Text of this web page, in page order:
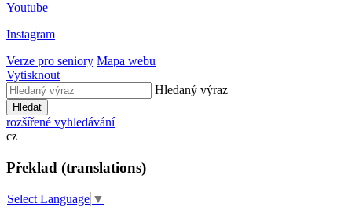
Youtube
Instagram
Verze pro seniory Mapa webu
Vytisknout
Hledaný výraz
Hledat
rozšířené vyhledávání
cz
Překlad (translations)
Select Language ▼